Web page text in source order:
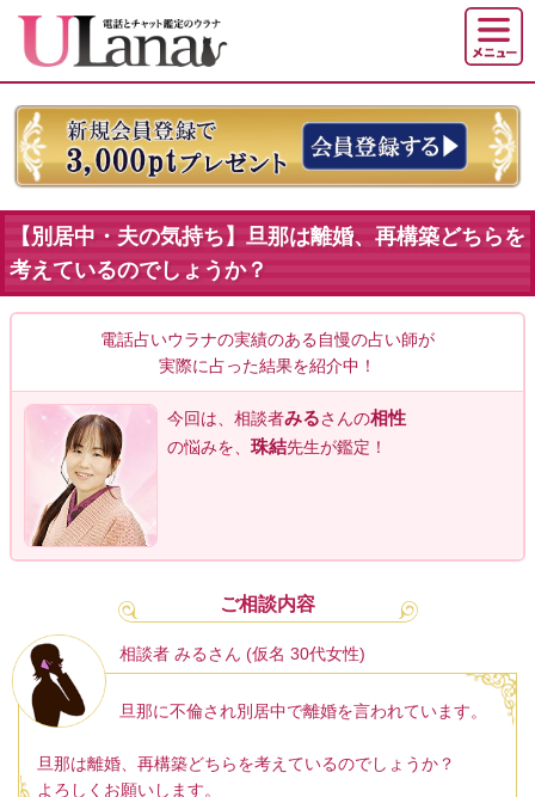
【別居中・夫の気持ち】旦那は離婚、再構築どちらを
考えているのでしょうか？
電話占いウラナの実績のある自慢の占い師が
実際に占った結果を紹介中！
今回は、相談者みるさんの相性
の悩みを、珠結先生が鑑定！
ご相談内容
相談者 みるさん (仮名 30代女性)
旦那に不倫され別居中で離婚を言われています。
旦那は離婚、再構築どちらを考えているのでしょうか？
よろしくお願いします。